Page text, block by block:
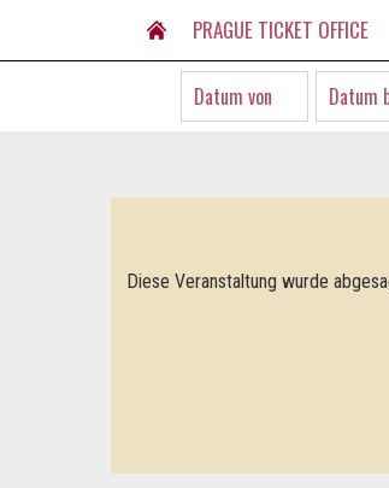
PRAGUE TICKET OFFICE
Diese Veranstaltung wurde